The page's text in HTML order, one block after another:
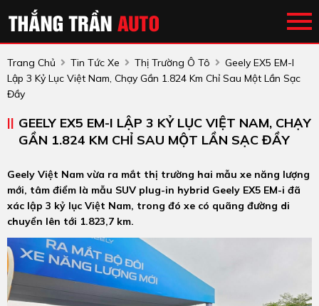
Trang Chủ Tin Tức Xe Thị Trường Ô Tô
Geely EX5 EM-I
Lập 3 Kỷ Lục Việt Nam, Chạy Gần 1.824 Km Chỉ Sau Một Lần Sạc
Đầy
GEELY EX5 EM-I LẬP 3 KỶ LỤC VIỆT NAM, CHẠY
GẦN 1.824 KM CHỈ SAU MỘT LẦN SẠC ĐẦY
Geely Việt Nam vừa ra mắt thị trường hai mẫu xe năng lượng
mới, tâm điểm là mẫu SUV plug-in hybrid Geely EX5 EM-i đã
xác lập 3 kỷ lục Việt Nam, trong đó xe có quãng đường di
chuyển lên tới 1.823,7 km.